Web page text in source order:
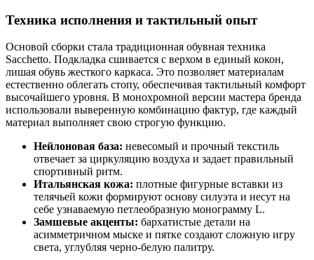
Техника исполнения и тактильный опыт
Основой сборки стала традиционная обувная техника
Sacchetto. Подкладка сшивается с верхом в единый кокон,
лишая обувь жесткого каркаса. Это позволяет материалам
естественно облегать стопу, обеспечивая тактильный комфорт
высочайшего уровня. В монохромной версии мастера бренда
использовали выверенную комбинацию фактур, где каждый
материал выполняет свою строгую функцию.
Нейлоновая база: невесомый и прочный текстиль
отвечает за циркуляцию воздуха и задает правильный
спортивный ритм.
Итальянская кожа: плотные фигурные вставки из
телячьей кожи формируют основу силуэта и несут на
себе узнаваемую петлеобразную монограмму L.
Замшевые акценты: бархатистые детали на
асимметричном мыске и пятке создают сложную игру
света, углубляя черно-белую палитру.